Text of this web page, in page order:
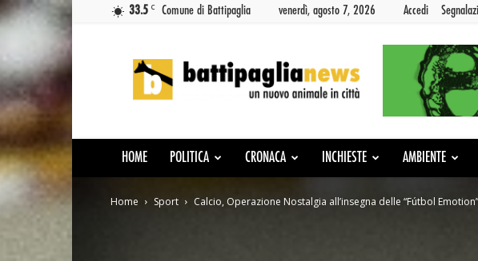
33.5 C Comune di Battipaglia venerdì, agosto 7, 2026 Accedi
News
HOME POLITICA CRONACA INCHIESTE AMBIENTE
Home Sport Calcio, Operazione Nostalgia all’insegna delle “Fútbol Emotion”